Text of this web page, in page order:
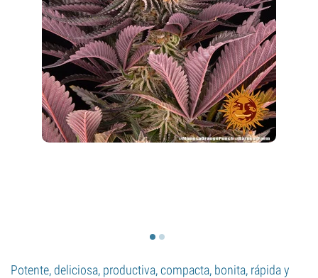
Potente, deliciosa, productiva, compacta, bonita, rápida y